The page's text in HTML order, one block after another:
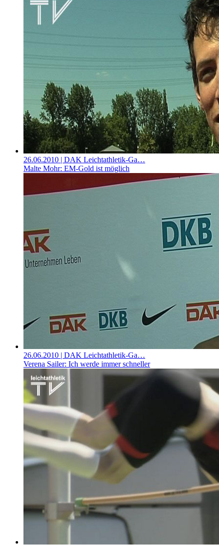
26.06.2010 | DAK Leichtathletik-Ga…
Malte Mohr: EM-Gold ist möglich
26.06.2010 | DAK Leichtathletik-Ga…
Verena Sailer: Ich werde immer schneller